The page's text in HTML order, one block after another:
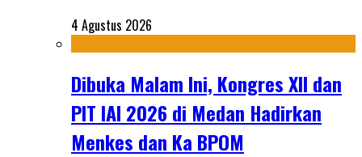
4 Agustus 2026
Dibuka Malam Ini, Kongres XII dan
PIT IAI 2026 di Medan Hadirkan
Menkes dan Ka BPOM